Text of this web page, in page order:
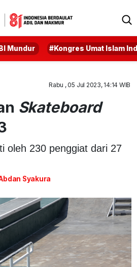
Mundur #Kongres Umat Islam
Rabu , 05 Jul 2023, 14:14 WIB
Skateboard
oleh 230 penggiat dari 27
Syakura